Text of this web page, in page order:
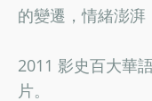
的變遷，情緒澎湃
2011 影史百大華
片。